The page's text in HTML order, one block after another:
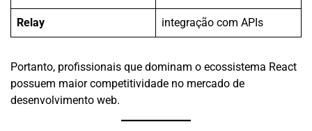
Relay integração com APIs
Portanto, profissionais que dominam o ecossistema React
possuem maior competitividade no mercado de
desenvolvimento web.